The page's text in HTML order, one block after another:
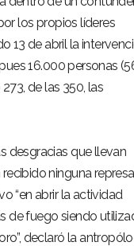
los propios líderes
13 de abril la
16.000 personas
de las 350, las
desgracias que llevan
ninguna
“en abrir la actividad
de fuego siendo
declaró la